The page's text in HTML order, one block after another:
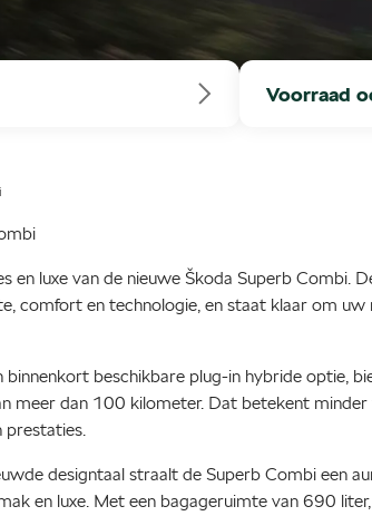
Voorraad
en luxe van de nieuwe Škoda Superb Combi.
comfort en technologie, en staat klaar om uw
beschikbare plug-in hybride optie,
meer dan 100 kilometer. Dat betekent
prestaties.
designtaal straalt de Superb Combi een
en luxe. Met een bagageruimte van 690